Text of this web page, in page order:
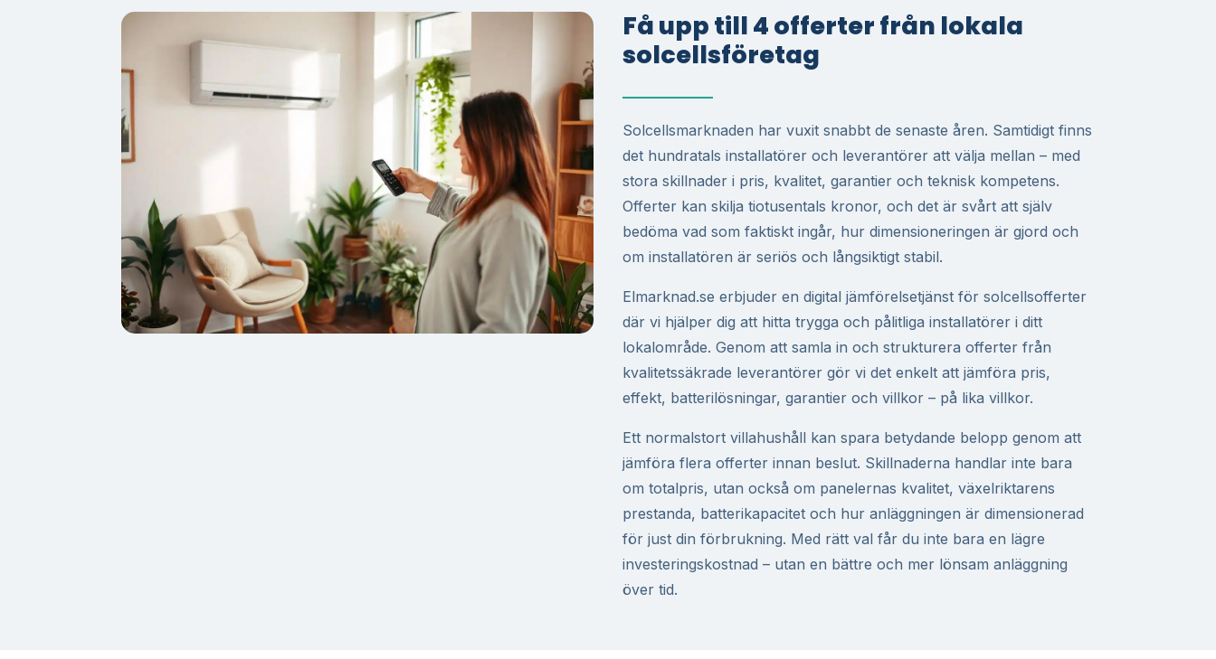
Få upp till 4 offerter från lokala
solcellsföretag
Solcellsmarknaden har vuxit snabbt de senaste åren. Samtidigt finns
det hundratals installatörer och leverantörer att välja mellan – med
stora skillnader i pris, kvalitet, garantier och teknisk kompetens.
Offerter kan skilja tiotusentals kronor, och det är svårt att själv
bedöma vad som faktiskt ingår, hur dimensioneringen är gjord och
om installatören är seriös och långsiktigt stabil.
Elmarknad.se erbjuder en digital jämförelsetjänst för solcellsofferter
där vi hjälper dig att hitta trygga och pålitliga installatörer i ditt
lokalområde. Genom att samla in och strukturera offerter från
kvalitetssäkrade leverantörer gör vi det enkelt att jämföra pris,
effekt, batterilösningar, garantier och villkor – på lika villkor.
Ett normalstort villahushåll kan spara betydande belopp genom att
jämföra flera offerter innan beslut. Skillnaderna handlar inte bara
om totalpris, utan också om panelernas kvalitet, växelriktarens
prestanda, batterikapacitet och hur anläggningen är dimensionerad
för just din förbrukning. Med rätt val får du inte bara en lägre
investeringskostnad – utan en bättre och mer lönsam anläggning
över tid.